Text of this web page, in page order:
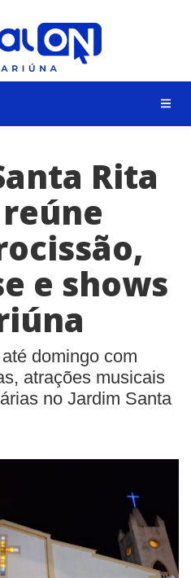
BUSCAR
Rita
e shows
domingo com
atrações musicais
no Jardim Santa